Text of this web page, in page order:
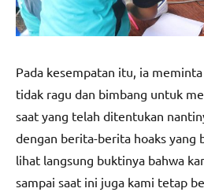
Pada kesempatan itu, ia
tidak ragu dan bimbang untuk
saat yang telah ditentukan
dengan berita-berita hoaks yang
lihat langsung buktinya bahwa
sampai saat ini juga kami tetap